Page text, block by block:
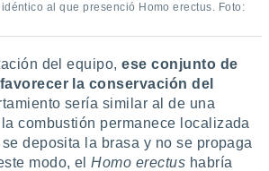
al que presenció Homo erectus. Foto:
del equipo,ese conjunto de
la conservación del
sería similar al de una
combustión permanece localizada
deposita la brasa y no se propaga
modo, elHomo erectus habría